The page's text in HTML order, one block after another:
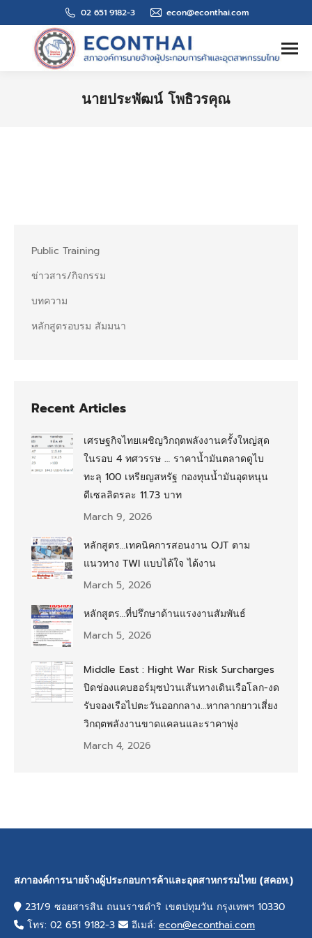
02 651 9182-3 econ@econthai.com
Search:
นายประพัฒน์ โพธิวรคุณ
Public Training
ข่าวสาร/กิจกรรม
บทความ
หลักสูตรอบรม สัมมนา
Recent Articles
เศรษฐกิจไทยเผชิญวิกฤตพลังงานครั้งใหญ่สุด
ในรอบ 4 ทศวรรษ … ราคาน้ำมันตลาดดูไบ
ทะลุ 100 เหรียญสหรัฐ กองทุนน้ำมันอุดหนุน
ดีเซลลิตรละ 11.73 บาท
March 9, 2026
หลักสูตร…เทคนิคการสอนงาน OJT ตาม
แนวทาง TWI แบบได้ใจ ได้งาน
March 5, 2026
หลักสูตร…ที่ปรึกษาด้านแรงงานสัมพันธ์
March 5, 2026
Middle East : Hight War Risk Surcharges
ปิดช่องแคบฮอร์มุซป่วนเส้นทางเดินเรือโลก-งด
รับจองเรือไปตะวันออกกลาง…หากลากยาวเสี่ยง
วิกฤตพลังงานขาดแคลนและราคาพุ่ง
March 4, 2026
สภาองค์การนายจ้างผู้ประกอบการค้าและอุตสาหกรรมไทย (สคอท.)
231/9 ซอยสารสิน ถนนราชดำริ เขตปทุมวัน กรุงเทพฯ 10330
โทร: 02 651 9182-3
อีเมล์: econ@econthai.com